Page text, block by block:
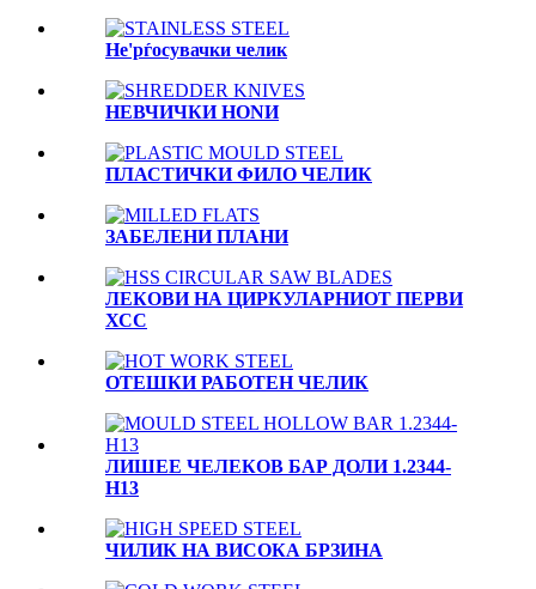
Не'рѓосувачки челик
НЕВЧИЧКИ НОNИ
ПЛАСТИЧКИ ФИЛО ЧЕЛИК
ЗАБЕЛЕНИ ПЛАНИ
ЛЕКОВИ НА ЦИРКУЛАРНИОТ ПЕРВИ
ХСС
OTЕШКИ РАБОТЕН ЧЕЛИК
ЛИШЕЕ ЧЕЛЕКОВ БАР ДОЛИ 1.2344-
H13
ЧИЛИК НА ВИСОКА БРЗИНА